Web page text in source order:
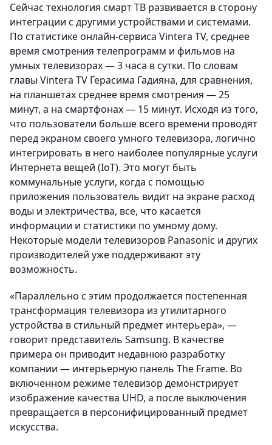
Сейчас технология смарт ТВ развивается в сторону
интеграции с другими устройствами и системами.
По статистике онлайн-сервиса Vintera TV, среднее
время смотрения телепрограмм и фильмов на
умных телевизорах — 3 часа в сутки. По словам
главы Vintera TV Герасима Гадияна, для сравнения,
на планшетах среднее время смотрения — 25
минут, а на смартфонах — 15 минут. Исходя из того,
что пользователи больше всего времени проводят
перед экраном своего умного телевизора, логично
интегрировать в него наиболее популярные услуги
Интернета вещей (IoT). Это могут быть
коммунальные услуги, когда с помощью
приложения пользователь видит на экране расход
воды и электричества, все, что касается
информации и статистики по умному дому.
Некоторые модели телевизоров Panasonic и других
производителей уже поддерживают эту
возможность.
«Параллельно с этим продолжается постепенная
трансформация телевизора из утилитарного
устройства в стильный предмет интерьера», —
говорит представитель Samsung. В качестве
примера он приводит недавнюю разработку
компании — интерьерную панель The Frame. Во
включенном режиме телевизор демонстрирует
изображение качества UHD, а после выключения
превращается в персонифицированный предмет
искусства.